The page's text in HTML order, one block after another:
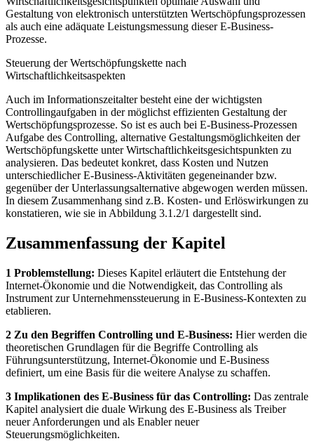
Gestaltung von elektronisch unterstützten Wertschöpfungsprozessen
als auch eine adäquate Leistungsmessung dieser E-Business-
Prozesse.
Steuerung der Wertschöpfungskette nach
Wirtschaftlichkeitsaspekten
Auch im Informationszeitalter besteht eine der wichtigsten
Controllingaufgaben in der möglichst effizienten Gestaltung der
Wertschöpfungsprozesse. So ist es auch bei E-Business-Prozessen
Aufgabe des Controlling, alternative Gestaltungsmöglichkeiten der
Wertschöpfungskette unter Wirtschaftlichkeitsgesichtspunkten zu
analysieren. Das bedeutet konkret, dass Kosten und Nutzen
unterschiedlicher E-Business-Aktivitäten gegeneinander bzw.
gegenüber der Unterlassungsalternative abgewogen werden müssen.
In diesem Zusammenhang sind z.B. Kosten- und Erlöswirkungen zu
konstatieren, wie sie in Abbildung 3.1.2/1 dargestellt sind.
Zusammenfassung der Kapitel
1 Problemstellung: Dieses Kapitel erläutert die Entstehung der
Internet-Ökonomie und die Notwendigkeit, das Controlling als
Instrument zur Unternehmenssteuerung in E-Business-Kontexten zu
etablieren.
2 Zu den Begriffen Controlling und E-Business: Hier werden die
theoretischen Grundlagen für die Begriffe Controlling als
Führungsunterstützung, Internet-Ökonomie und E-Business
definiert, um eine Basis für die weitere Analyse zu schaffen.
3 Implikationen des E-Business für das Controlling: Das zentrale
Kapitel analysiert die duale Wirkung des E-Business als Treiber
neuer Anforderungen und als Enabler neuer
Steuerungsmöglichkeiten.